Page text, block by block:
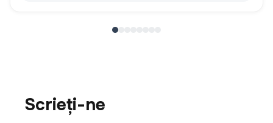
Scrieți-ne